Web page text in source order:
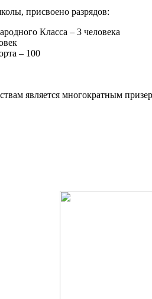
присвоено разрядов:
Класса – 3 человека
– 100
является многократным